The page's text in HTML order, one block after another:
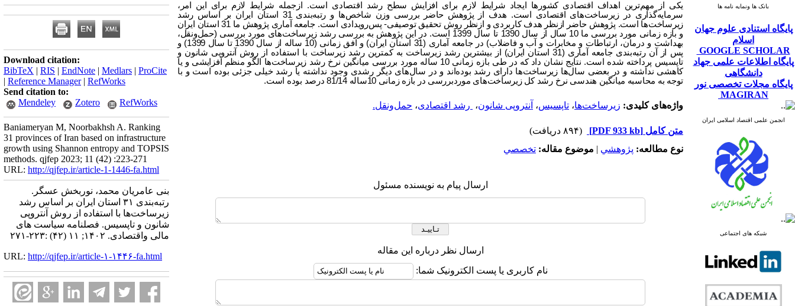
بانک ها ونمایه نامه ها
پایگاه استنادی علوم جهان
اسلام
GOOGLE SCHOLAR
پایگاه اطلاعات علمی جهاد
دانشگاهی
پایگاه مجلات تخصصی نور
MAGIRAN
انجمن علمی اقتصاد اسلامی ایران
شبکه های اجتماعی
یکی از مهم‌ترین اهداف اقتصادی کشورها ایجاد شرایط لازم برای افزایش سطح رشد اقتصادی است. ازجمله شرایط لازم برای این امر،
سرمایه‌گذاری در زیرساخت‌های اقتصادی است. هدف از پژوهش حاضر بررسی ‌وزن شاخص‌ها و‌ رتبه‌بندی 31 استان ایران بر اساس رشد
زیرساخت‌ها است.‌ پژوهش حاضر ازنظر هدف کاربردی و ازنظر روش‌ تحقیق توصیفی- پس‌رویدادی است. جامعه آماری پژوهش ما 31 استان ایران
‌و بازه‌ زمانی مورد بررسی ما 10 سال از سال 1390 تا سال 1399 است. در این پژوهش به ‌بررسی ‌رشد‌ زیر‌ساخت‌های‌ مورد‌ بررسی‌ (حمل‌ونقل،
‌بهداشت ‌و درمان‌، ارتباطات ‌و‌ مخابرات‌ و‌ آب ‌و فاضلاب) در جامعه آماری (31 استان ایران) و‌ افق زمانی (10 ساله از سال 1390 تا سال 1399) ‌و
پس از آن رتبه‌بندی جامعه آماری (31 استان ایران) از بیشترین رشد زیرساخت به کمترین رشد زیرساخت با استفاده از روش آنتروپی شانون ‌و
‌تاپسیس پرداخته شده است. نتایج نشان داد که در طی بازه‌ زمانی 10 ساله مورد بررسی میانگین نرخ رشد زیرساخت‌ها الگو منظم افزایشی‌ و ‌یا
کاهشی نداشته‌ و‌ در بعضی سال‌ها زیرساخت‌ها دارای رشد بوده‌‌اند ‌و ‌در سال‌های دیگر رشدی‌ وجود نداشته یا رشد خیلی جزئی بوده است ‌و ‌با
توجه به محاسبه‌ میانگین هندسی نرخ رشد کل زیرساخت‌های موردبررسی در بازه‌ زمانی 10ساله 81/14 درصد بوده است.
واژه‌های کلیدی: زیرساخت‌ها‌‌، ‌تاپسیس، آنتروپی شانون، ‌ رشد اقتصادی، حمل‌ونقل.
متن کامل [PDF 933 kb]
(۸۹۴ دریافت)
نوع مطالعه: پژوهشي | موضوع مقاله: تخصصي
ارسال پیام به نویسنده مسئول
ارسال نظر درباره این مقاله
نام کاربری یا پست الکترونیک شما:
Download citation:
BibTeX | RIS | EndNote | Medlars | ProCite
| Reference Manager| RefWorks
Send citation to:
Mendeley
Zotero RefWorks
Baniameryan M, Noorbakhsh A. Ranking
31 provinces of Iran based on infrastructure
growth using Shannon entropy and TOPSIS
methods. qjfep 2023; 11 (42) :223-271
URL: http://qjfep.ir/article-1-1446-fa.html
بنی عامریان محمد، نوربخش عسگر.
رتبه‌بندی ۳۱ استان ایران بر اساس رشد
زیرساخت‌ها‌ با استفاده از روش آنتروپی
شانون و تاپسیس. فصلنامه سیاست های
مالی واقتصادی. ۱۴۰۲; ۱۱ (۴۲) :۲۲۳-۲۷۱
URL: http://qjfep.ir/article-۱-۱۴۴۶-fa.html